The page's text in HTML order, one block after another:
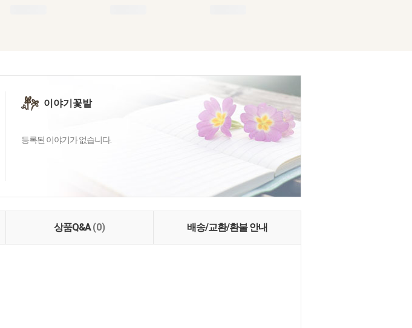
이야기꽃밭
등록된 이야기가 없습니다.
상품Q&A(0) 배송/교환/환불 안내